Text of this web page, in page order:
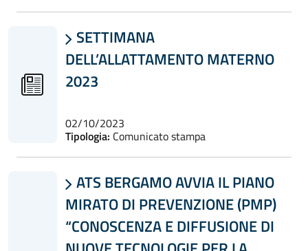
 SETTIMANA
DELL’ALLATTAMENTO MATERNO
2023
02/10/2023
Tipologia: Comunicato stampa
 ATS BERGAMO AVVIA IL PIANO
MIRATO DI PREVENZIONE (PMP)
“CONOSCENZA E DIFFUSIONE DI